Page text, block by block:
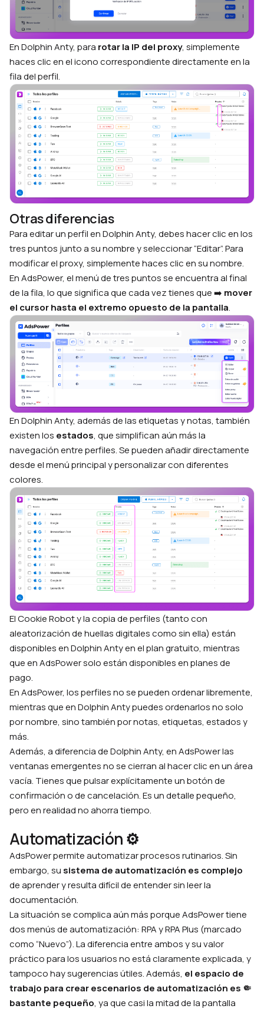
En Dolphin Anty, para rotar la IP del proxy, simplemente
haces clic en el icono correspondiente directamente en la
fila del perfil.
Otras diferencias
Para editar un perfil en Dolphin Anty, debes hacer clic en los
tres puntos junto a su nombre y seleccionar “Editar”. Para
modificar el proxy, simplemente haces clic en su nombre.
En AdsPower, el menú de tres puntos se encuentra al final
de la fila, lo que significa que cada vez tienes que ➡️ mover
el cursor hasta el extremo opuesto de la pantalla.
En Dolphin Anty, además de las etiquetas y notas, también
existen los estados, que simplifican aún más la
navegación entre perfiles. Se pueden añadir directamente
desde el menú principal y personalizar con diferentes
colores.
El Cookie Robot y la copia de perfiles (tanto con
aleatorización de huellas digitales como sin ella) están
disponibles en Dolphin Anty en el plan gratuito, mientras
que en AdsPower solo están disponibles en planes de
pago.
En AdsPower, los perfiles no se pueden ordenar libremente,
mientras que en Dolphin Anty puedes ordenarlos no solo
por nombre, sino también por notas, etiquetas, estados y
más.
Además, a diferencia de Dolphin Anty, en AdsPower las
ventanas emergentes no se cierran al hacer clic en un área
vacía. Tienes que pulsar explícitamente un botón de
confirmación o de cancelación. Es un detalle pequeño,
pero en realidad no ahorra tiempo.
Automatización ⚙️
AdsPower permite automatizar procesos rutinarios. Sin
embargo, su sistema de automatización es complejo
de aprender y resulta difícil de entender sin leer la
documentación.
La situación se complica aún más porque AdsPower tiene
dos menús de automatización: RPA y RPA Plus (marcado
como “Nuevo”). La diferencia entre ambos y su valor
práctico para los usuarios no está claramente explicada, y
tampoco hay sugerencias útiles. Además, el espacio de
trabajo para crear escenarios de automatización es 🤏
bastante pequeño, ya que casi la mitad de la pantalla